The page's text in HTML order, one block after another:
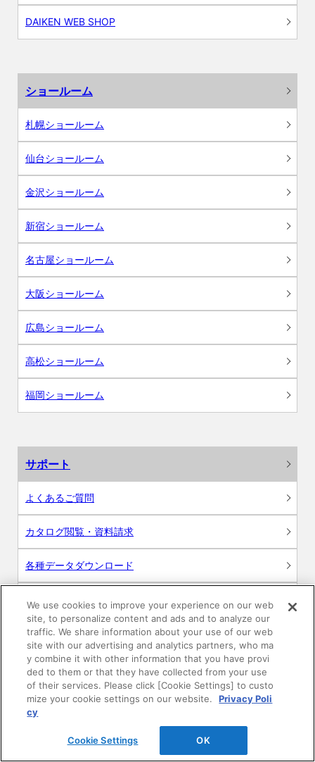
DAIKEN WEB SHOP
ショールーム
札幌ショールーム
仙台ショールーム
金沢ショールーム
新宿ショールーム
名古屋ショールーム
大阪ショールーム
広島ショールーム
高松ショールーム
福岡ショールーム
サポート
よくあるご質問
カタログ閲覧・資料請求
各種データダウンロード
WEB見積・各種シミュレーション
交換用部品の購入
修理・点検
お問い合わせ
We use cookies to improve your experience on our web
site, to personalize content and ads and to analyze our
traffic. We share information about your use of our web
site with our advertising and analytics partners, who ma
y combine it with other information that you have provi
ded to them or that they have collected from your use
of their services. Please click [Cookie Settings] to custo
mize your cookie settings on our website.
Privacy Poli
cy
Cookie Settings OK